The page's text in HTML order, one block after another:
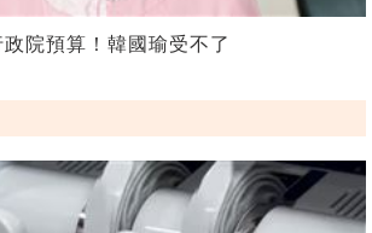
院預算！韓國瑜受不了